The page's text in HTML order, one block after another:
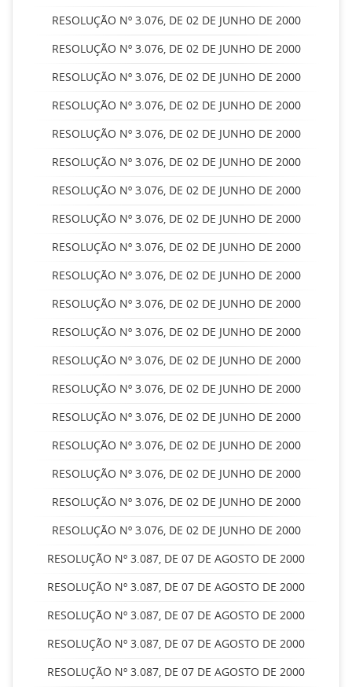
RESOLUÇÃO Nº 3.076, DE 02 DE JUNHO DE 2000
RESOLUÇÃO Nº 3.076, DE 02 DE JUNHO DE 2000
RESOLUÇÃO Nº 3.076, DE 02 DE JUNHO DE 2000
RESOLUÇÃO Nº 3.076, DE 02 DE JUNHO DE 2000
RESOLUÇÃO Nº 3.076, DE 02 DE JUNHO DE 2000
RESOLUÇÃO Nº 3.076, DE 02 DE JUNHO DE 2000
RESOLUÇÃO Nº 3.076, DE 02 DE JUNHO DE 2000
RESOLUÇÃO Nº 3.076, DE 02 DE JUNHO DE 2000
RESOLUÇÃO Nº 3.076, DE 02 DE JUNHO DE 2000
RESOLUÇÃO Nº 3.076, DE 02 DE JUNHO DE 2000
RESOLUÇÃO Nº 3.076, DE 02 DE JUNHO DE 2000
RESOLUÇÃO Nº 3.076, DE 02 DE JUNHO DE 2000
RESOLUÇÃO Nº 3.076, DE 02 DE JUNHO DE 2000
RESOLUÇÃO Nº 3.076, DE 02 DE JUNHO DE 2000
RESOLUÇÃO Nº 3.076, DE 02 DE JUNHO DE 2000
RESOLUÇÃO Nº 3.076, DE 02 DE JUNHO DE 2000
RESOLUÇÃO Nº 3.076, DE 02 DE JUNHO DE 2000
RESOLUÇÃO Nº 3.076, DE 02 DE JUNHO DE 2000
RESOLUÇÃO Nº 3.076, DE 02 DE JUNHO DE 2000
RESOLUÇÃO Nº 3.087, DE 07 DE AGOSTO DE 2000
RESOLUÇÃO Nº 3.087, DE 07 DE AGOSTO DE 2000
RESOLUÇÃO Nº 3.087, DE 07 DE AGOSTO DE 2000
RESOLUÇÃO Nº 3.087, DE 07 DE AGOSTO DE 2000
RESOLUÇÃO Nº 3.087, DE 07 DE AGOSTO DE 2000